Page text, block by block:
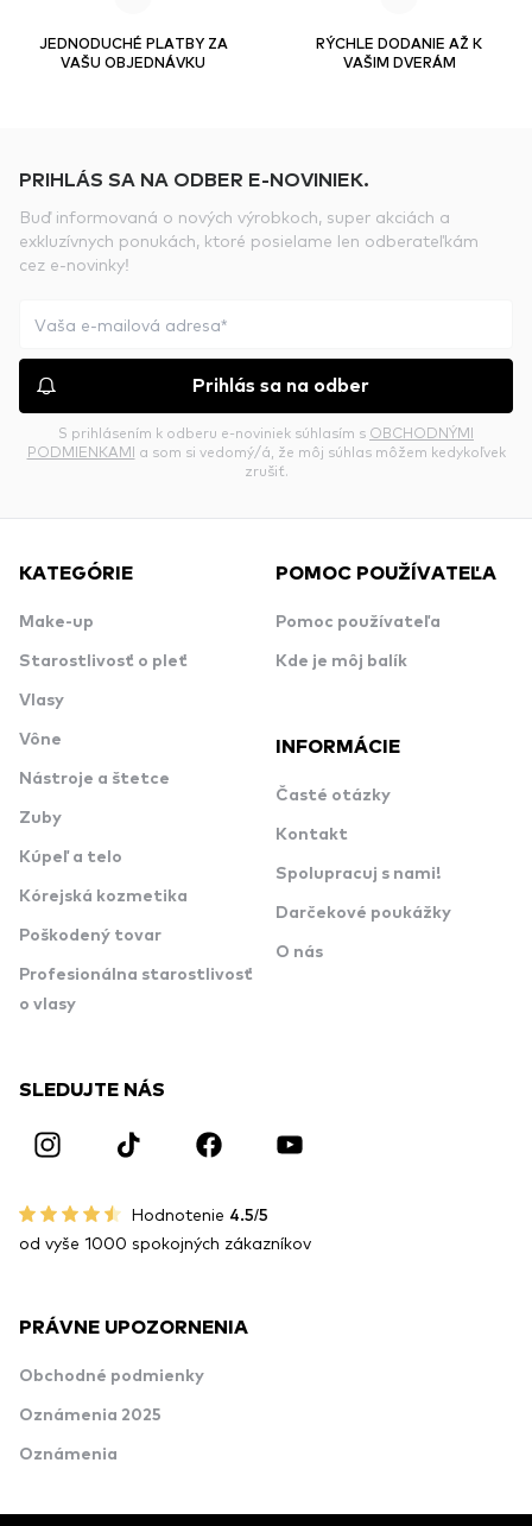
JEDNODUCHÉ PLATBY ZA
VAŠU OBJEDNÁVKU
RÝCHLE DODANIE AŽ K
VAŠIM DVERÁM
PRIHLÁS SA NA ODBER E-NOVINIEK.
Buď informovaná o nových výrobkoch, super akciách a
exkluzívnych ponukách, ktoré posielame len odberateľkám
cez e-novinky!
Prihlás sa na odber
S prihlásením k odberu e-noviniek súhlasím s OBCHODNÝMI
PODMIENKAMI a som si vedomý/á, že môj súhlas môžem kedykoľvek
zrušiť.
KATEGÓRIE
Make-up
Starostlivosť o pleť
Vlasy
Vône
Nástroje a štetce
Zuby
Kúpeľ a telo
Kórejská kozmetika
Poškodený tovar
Profesionálna starostlivosť
o vlasy
POMOC POUŽÍVATEĽA
Pomoc používateľa
Kde je môj balík
INFORMÁCIE
Časté otázky
Kontakt
Spolupracuj s nami!
Darčekové poukážky
O nás
SLEDUJTE NÁS
Hodnotenie 4.5/5
od vyše 1000 spokojných zákazníkov
PRÁVNE UPOZORNENIA
Obchodné podmienky
Oznámenia 2025
Oznámenia